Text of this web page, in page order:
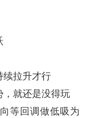
拉升才行
就还是没得玩
等回调做低吸为